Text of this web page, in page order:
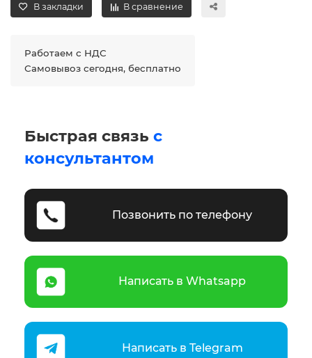
В закладки В сравнение
Работаем с НДС
Самовывоз сегодня, бесплатно
Быстрая связь с
консультантом
Позвонить по телефону
Написать в Whatsapp
Написать в Telegram